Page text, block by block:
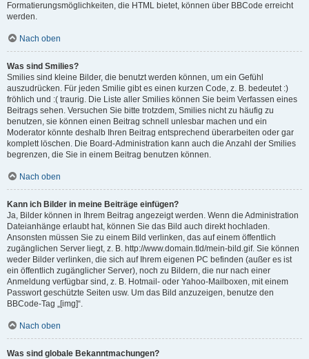
Formatierungsmöglichkeiten, die HTML bietet, können über BBCode erreicht
werden.
Nach oben
Was sind Smilies?
Smilies sind kleine Bilder, die benutzt werden können, um ein Gefühl
auszudrücken. Für jeden Smilie gibt es einen kurzen Code, z. B. bedeutet :)
fröhlich und :( traurig. Die Liste aller Smilies können Sie beim Verfassen eines
Beitrags sehen. Versuchen Sie bitte trotzdem, Smilies nicht zu häufig zu
benutzen, sie können einen Beitrag schnell unlesbar machen und ein
Moderator könnte deshalb Ihren Beitrag entsprechend überarbeiten oder gar
komplett löschen. Die Board-Administration kann auch die Anzahl der Smilies
begrenzen, die Sie in einem Beitrag benutzen können.
Nach oben
Kann ich Bilder in meine Beiträge einfügen?
Ja, Bilder können in Ihrem Beitrag angezeigt werden. Wenn die Administration
Dateianhänge erlaubt hat, können Sie das Bild auch direkt hochladen.
Ansonsten müssen Sie zu einem Bild verlinken, das auf einem öffentlich
zugänglichen Server liegt, z. B. http://www.domain.tld/mein-bild.gif. Sie können
weder Bilder verlinken, die sich auf Ihrem eigenen PC befinden (außer es ist
ein öffentlich zugänglicher Server), noch zu Bildern, die nur nach einer
Anmeldung verfügbar sind, z. B. Hotmail- oder Yahoo-Mailboxen, mit einem
Passwort geschützte Seiten usw. Um das Bild anzuzeigen, benutze den
BBCode-Tag „[img]“.
Nach oben
Was sind globale Bekanntmachungen?